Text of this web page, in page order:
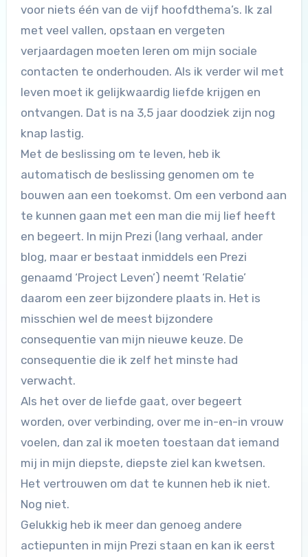
voor niets één van de vijf hoofdthema’s. Ik zal
met veel vallen, opstaan en vergeten
verjaardagen moeten leren om mijn sociale
contacten te onderhouden. Als ik verder wil met
leven moet ik gelijkwaardig liefde krijgen en
ontvangen. Dat is na 3,5 jaar doodziek zijn nog
knap lastig.
Met de beslissing om te leven, heb ik
automatisch de beslissing genomen om te
bouwen aan een toekomst. Om een verbond aan
te kunnen gaan met een man die mij lief heeft
en begeert. In mijn Prezi (lang verhaal, ander
blog, maar er bestaat inmiddels een Prezi
genaamd ‘Project Leven’) neemt ‘Relatie’
daarom een zeer bijzondere plaats in. Het is
misschien wel de meest bijzondere
consequentie van mijn nieuwe keuze. De
consequentie die ik zelf het minste had
verwacht.
Als het over de liefde gaat, over begeert
worden, over verbinding, over me in-en-in vrouw
voelen, dan zal ik moeten toestaan dat iemand
mij in mijn diepste, diepste ziel kan kwetsen.
Het vertrouwen om dat te kunnen heb ik niet.
Nog niet.
Gelukkig heb ik meer dan genoeg andere
actiepunten in mijn Prezi staan en kan ik eerst